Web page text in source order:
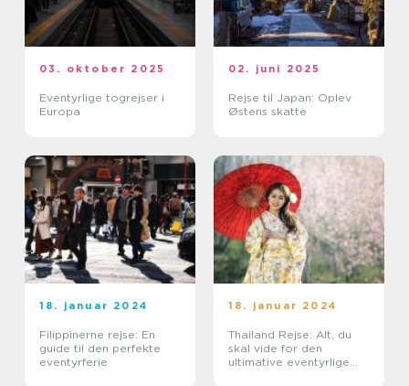
03. oktober 2025
Eventyrlige togrejser i
Europa
02. juni 2025
Rejse til Japan: Oplev
Østens skatte
18. januar 2024
Filippinerne rejse: En
guide til den perfekte
eventyrferie
18. januar 2024
Thailand Rejse: Alt, du
skal vide for den
ultimative eventyrlige